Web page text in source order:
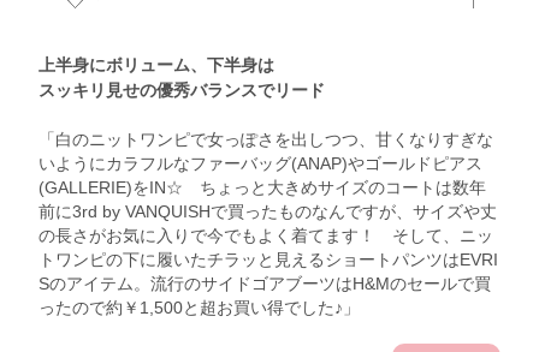
上半身にボリューム、下半身は
スッキリ見せの優秀バランスでリード
「白のニットワンピで女っぽさを出しつつ、甘くなりすぎな
いようにカラフルなファーバッグ(ANAP)やゴールドピアス
(GALLERIE)をIN☆ ちょっと大きめサイズのコートは数年
前に3rd by VANQUISHで買ったものなんですが、サイズや丈
の長さがお気に入りで今でもよく着てます！ そして、ニッ
トワンピの下に履いたチラッと見えるショートパンツはEVRI
Sのアイテム。流行のサイドゴアブーツはH&Mのセールで買
ったので約￥1,500と超お買い得でした♪」